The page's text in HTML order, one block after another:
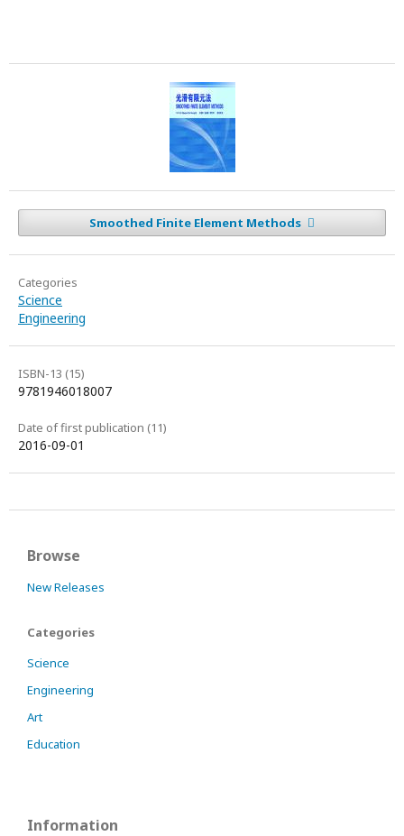
Smoothed Finite Element Methods
Categories
Science
Engineering
ISBN-13 (15)
9781946018007
Date of first publication (11)
2016-09-01
Browse
New Releases
Categories
Science
Engineering
Art
Education
Information